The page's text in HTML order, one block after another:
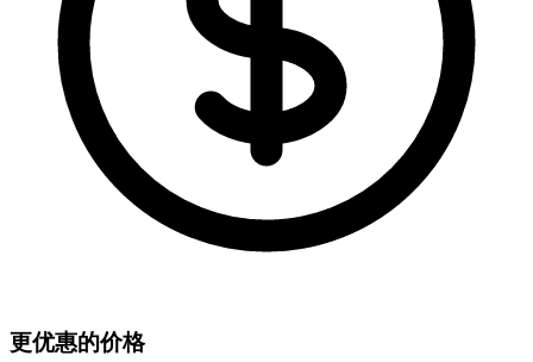
更优惠的价格